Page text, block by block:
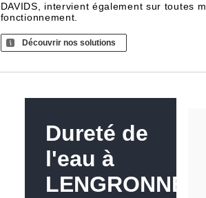
DAVIDS, intervient également sur toutes
fonctionnement.
Découvrir nos solutions
Dureté de
l'eau à
LENGRONNE